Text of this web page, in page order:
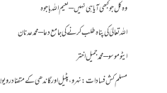
وہ کل جو کبھی آیا ہی نہیں – نعیم اللہ باجوہ
اللہ تعالیٰ کی پناہ طلب کرنے کی جامع دعا – محمد عدنان
ایٹوموسو – محمد جمیل اختر
مسلم کش فسادات : نہرو، پٹیل اور گاندھی کے متضاد